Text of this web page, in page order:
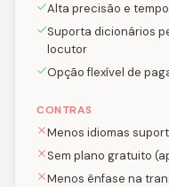
Alta precisão e
Suporta dicionários
locutor
Opção flexível de
CONTRAS
Menos idiomas
Sem plano gratuito
Menos ênfase na